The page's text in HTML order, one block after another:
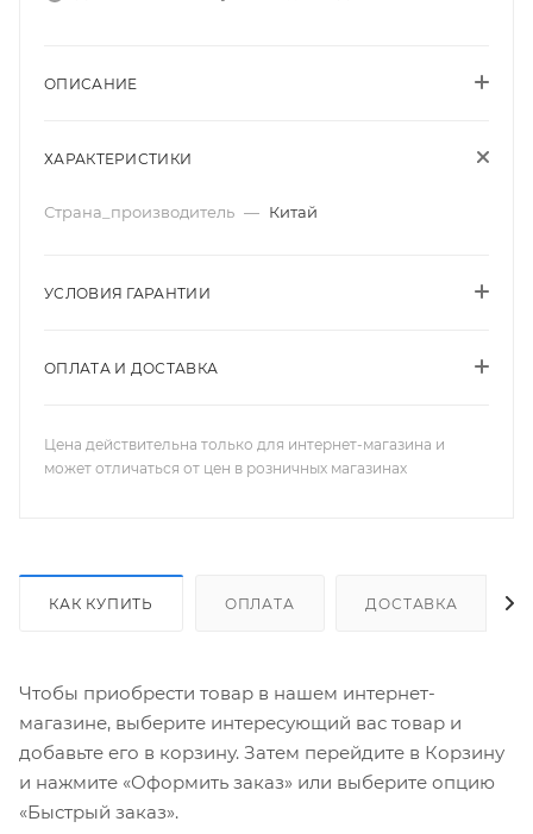
ОПИСАНИЕ
ХАРАКТЕРИСТИКИ
Страна_производитель — Китай
УСЛОВИЯ ГАРАНТИИ
ОПЛАТА И ДОСТАВКА
Цена действительна только для интернет-магазина и
может отличаться от цен в розничных магазинах
КАК КУПИТЬ ОПЛАТА ДОСТАВКА
Чтобы приобрести товар в нашем интернет-
магазине, выберите интересующий вас товар и
добавьте его в корзину. Затем перейдите в Корзину
и нажмите «Оформить заказ» или выберите опцию
«Быстрый заказ».